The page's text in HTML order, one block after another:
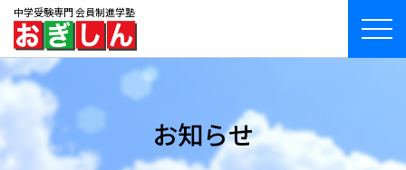
中学受験専門 会員制進学塾
お知らせ